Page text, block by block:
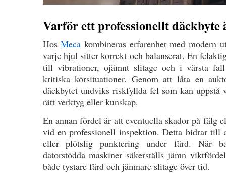
Varför ett professionellt däckbyte
HosMeca kombineras erfarenhet med modern
varje hjul sitter korrekt och balanserat. En
till vibrationer, ojämnt slitage och i värsta
kritiska körsituationer. Genom att låta en
däckbytet undviks riskfyllda fel som kan uppstå
rätt verktyg eller kunskap.
En annan fördel är att eventuella skador på fälg
vid en professionell inspektion. Detta bidrar till
eller plötslig punktering under färd. När
datorstödda maskiner säkerställs jämn
både tystare färd och jämnare slitage över tid.